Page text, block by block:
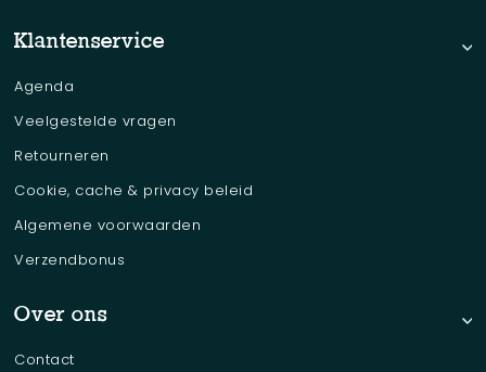
Klantenservice
Agenda
Veelgestelde vragen
Retourneren
Cookie, cache & privacy beleid
Algemene voorwaarden
Verzendbonus
Over ons
Contact